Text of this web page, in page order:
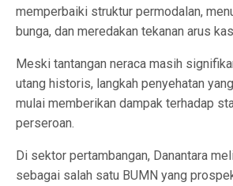
memperbaiki struktur permodalan,
bunga, dan meredakan tekanan arus
Meski tantangan neraca masih
utang historis, langkah penyehatan
mulai memberikan dampak terhadap
perseroan.
Di sektor pertambangan, Danantara
sebagai salah satu BUMN yang